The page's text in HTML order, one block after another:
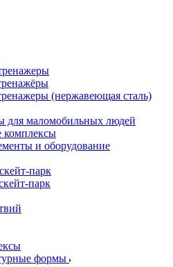
(нержавеющая сталь)
для маломобильных людей
комплексы
и оборудование
парк
парк
формы